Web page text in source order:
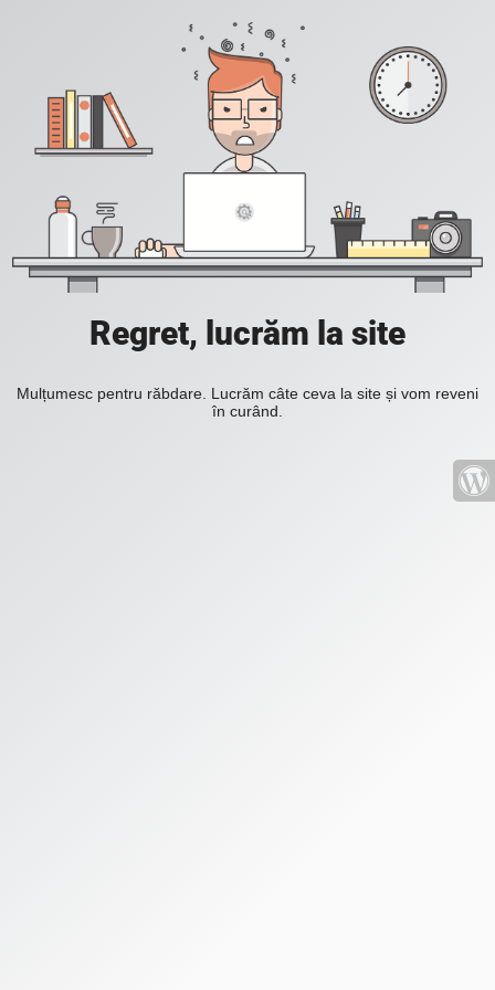
Regret, lucrăm la site
Mulțumesc pentru răbdare. Lucrăm câte ceva la site și vom reveni
în curând.